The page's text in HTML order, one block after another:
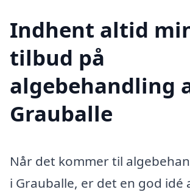
Indhent altid
tilbud på
algebehandling
Grauballe
Når det kommer til
i Grauballe, er det en god idé